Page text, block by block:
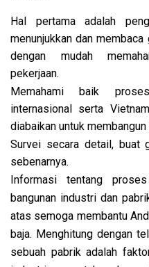
Hal pertama adalah
menunjukkan dan
dengan mudah
pekerjaan.
Memahami baik
internasional serta
diabaikan untuk
Survei secara detail, buat
sebenarnya.
Informasi tentang
bangunan industri dan
atas semoga membantu
baja. Menghitung dengan
sebuah pabrik adalah